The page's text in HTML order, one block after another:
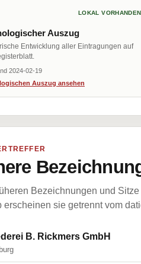
LOKAL VORHANDEN
Auszug
Entwicklung aller Eintragungen auf
2024-02-19
Auszug ansehen
Bezeichnungen und
erscheinen sie getrennt vom
B. Rickmers GmbH